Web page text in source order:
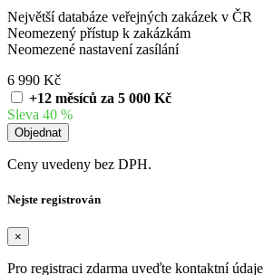
Největší databáze veřejných zakázek v ČR
Neomezený přístup k zakázkám
Neomezené nastavení zasílání
6 990 Kč
+12 měsíců za 5 000 Kč
Sleva 40 %
Ceny uvedeny bez DPH.
Nejste registrován
×
Pro registraci zdarma uveďte kontaktní údaje